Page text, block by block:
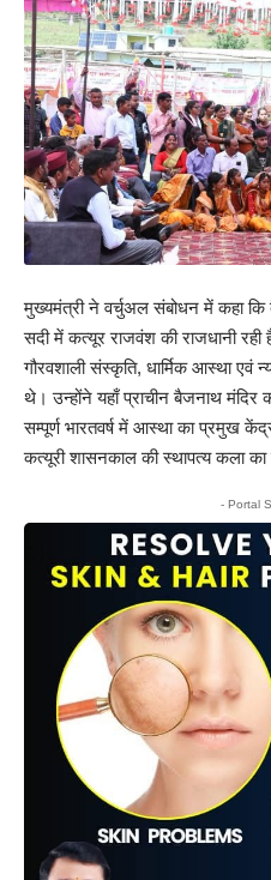
मुख्यमंत्री ने वर्चुअल संबोधन में कहा कि
सदी में कत्यूर राजवंश की राजधानी
गौरवशाली संस्कृति, धार्मिक आस्था एवं
थे। उन्होंने यहाँ प्राचीन बैजनाथ मंदिर
सम्पूर्ण भारतवर्ष में आस्था का प्रमुख
कत्यूरी शासनकाल की स्थापत्य कला
- Portal